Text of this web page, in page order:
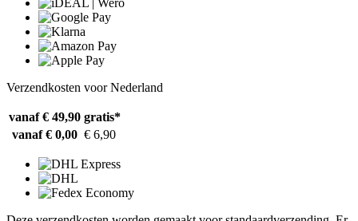
Verzendkosten voor Nederland
vanaf € 49,90 gratis*
vanaf € 0,00 € 6,90